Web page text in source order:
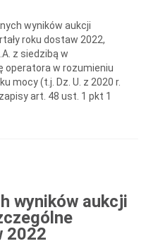
wyników aukcji
roku dostaw 2022,
z siedzibą w
operatora w rozumieniu
mocy (t.j. Dz. U. z 2020 r.
art. 48 ust. 1 pkt 1
wyników aukcji
2022